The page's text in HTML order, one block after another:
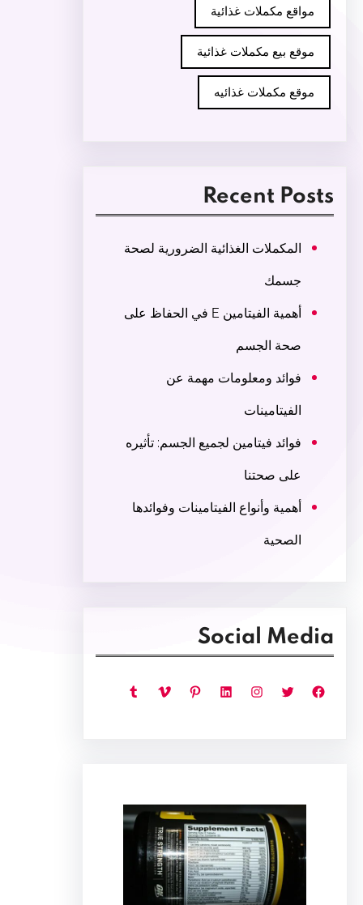
مواقع مكملات غذائية
موقع بيع مكملات غذائية
موقع مكملات غذائيه
Recent Posts
المكملات الغذائية الضرورية لصحة
جسمك
أهمية الفيتامين E في الحفاظ على
صحة الجسم
فوائد ومعلومات مهمة عن
الفيتامينات
فوائد فيتامين لجميع الجسم: تأثيره
على صحتنا
أهمية وأنواع الفيتامينات وفوائدها
الصحية
Social Media
فيسبوك تويتر إنستجرام لينكد إن بينتريست فيميو تمبلر